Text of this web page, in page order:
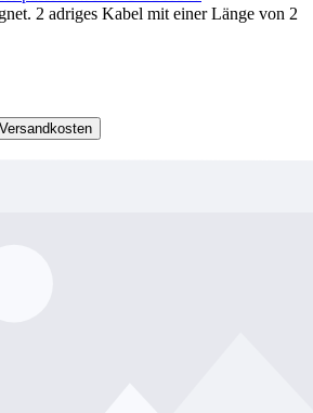
2 adriges Kabel mit einer Länge von 2